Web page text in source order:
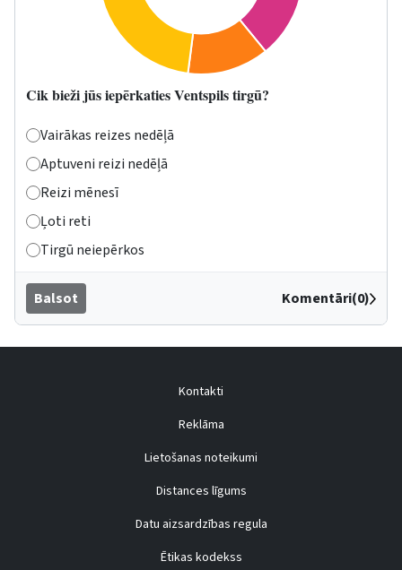
Cik bieži jūs iepērkaties Ventspils tirgū?
Vairākas reizes nedēļā
Aptuveni reizi nedēļā
Reizi mēnesī
Ļoti reti
Tirgū neiepērkos
Balsot Komentāri(0)
Kontakti
Reklāma
Lietošanas noteikumi
Distances līgums
Datu aizsardzības regula
Ētikas kodekss